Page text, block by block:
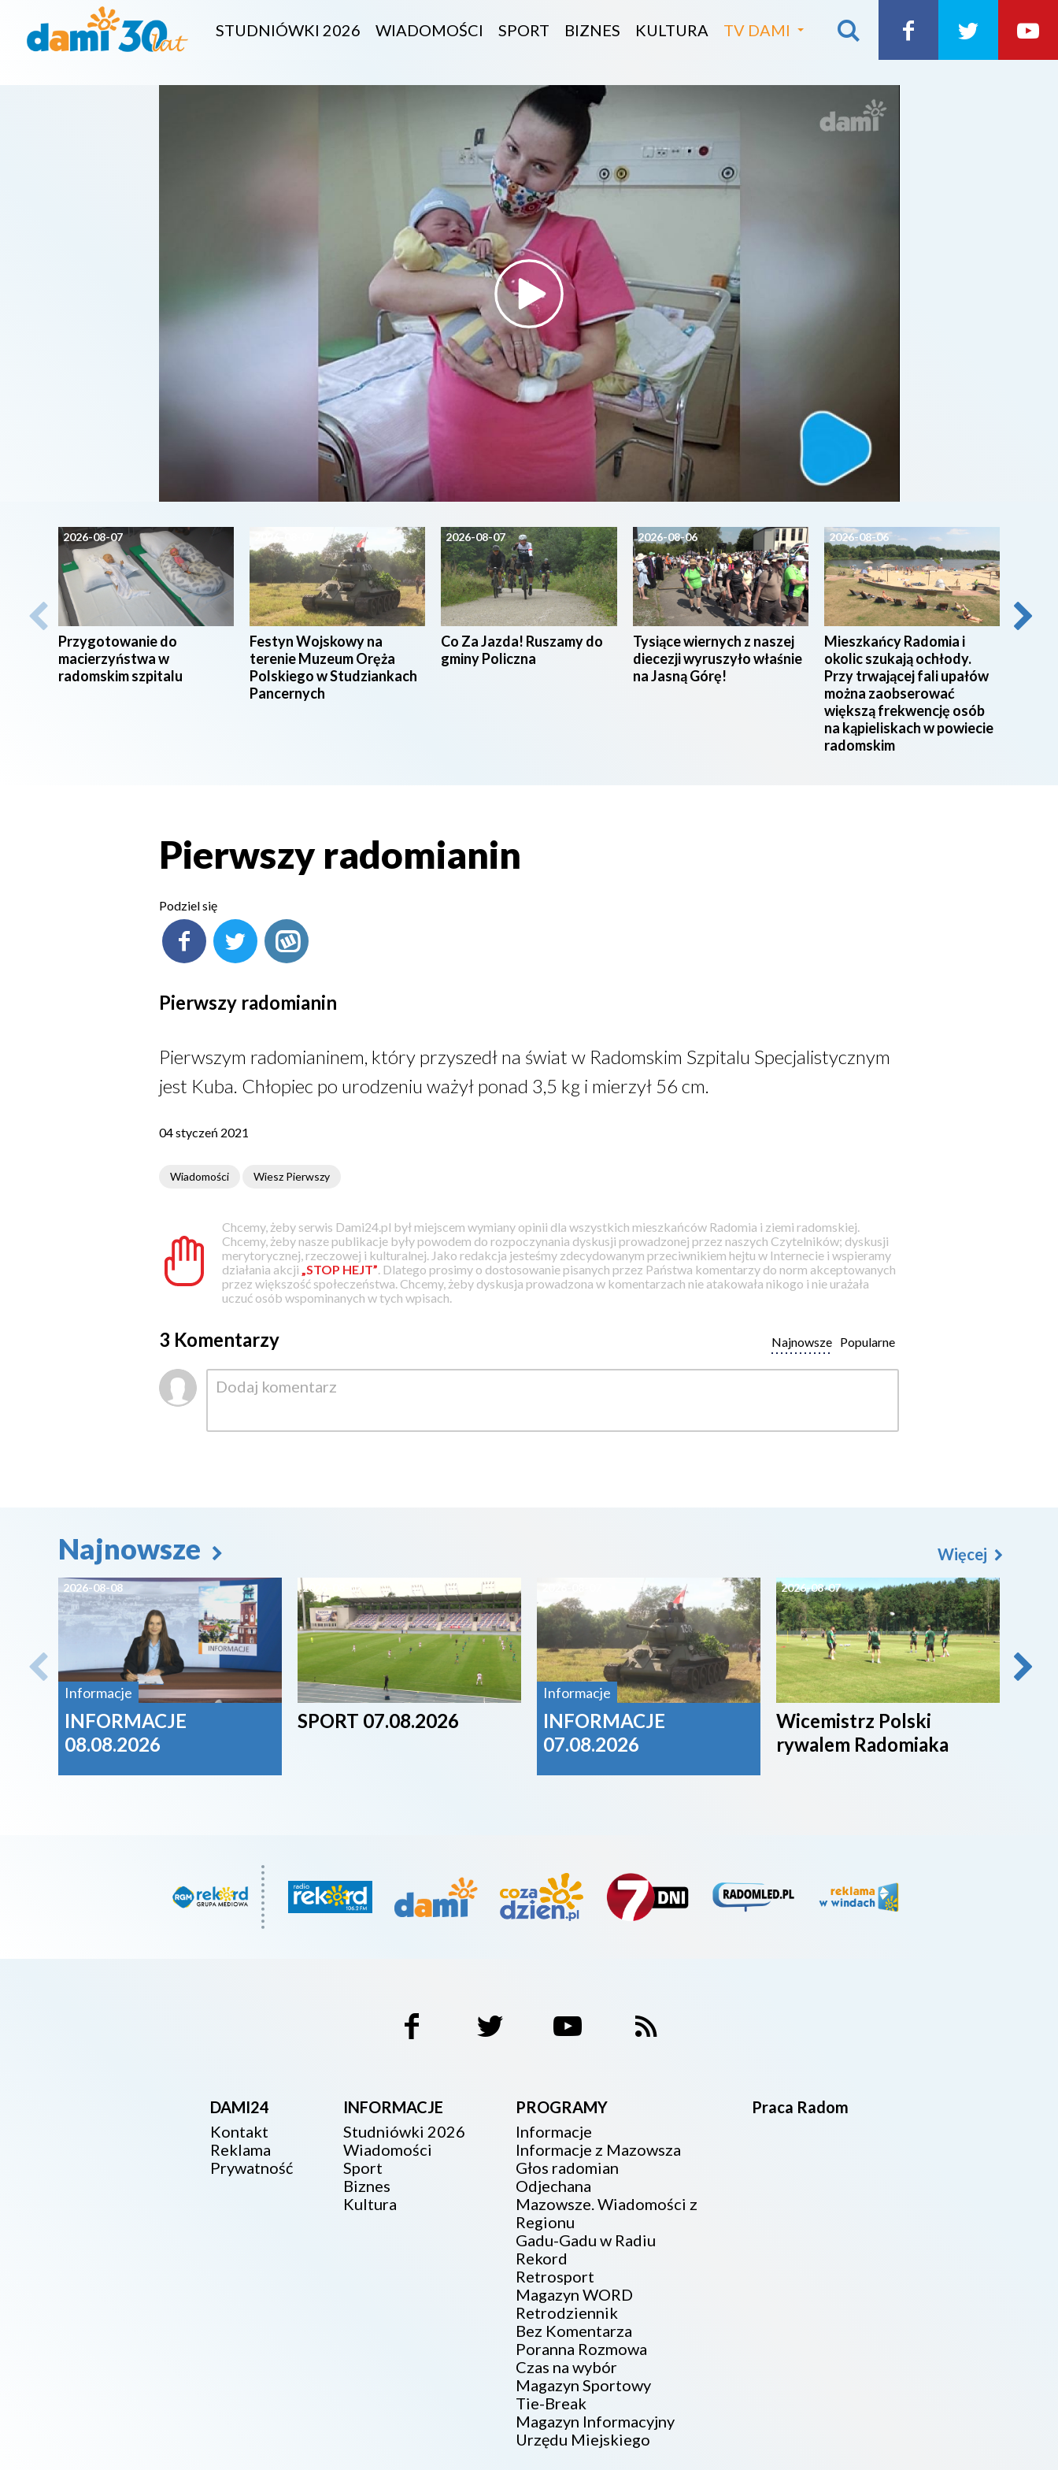
STUDNIÓWKI 2026 WIADOMOŚCI SPORT BIZNES KULTURA TV DAMI
2026-08-07
Przygotowanie do
macierzyństwa w
radomskim szpitalu
Festyn Wojskowy na
terenie Muzeum Oręża
Polskiego w Studziankach
Pancernych
2026-08-07
Co Za Jazda! Ruszamy do
gminy Policzna
2026-08-06
Tysiące wiernych z naszej
diecezji wyruszyło właśnie
na Jasną Górę!
2026-08-06
Mieszkańcy Radomia i
okolic szukają ochłody.
Przy trwającej fali upałów
można zaobserować
większą frekwencję osób
na kąpieliskach w powiecie
radomskim
Pierwszy radomianin
Podziel się
Pierwszy radomianin
Pierwszym radomianinem, który przyszedł na świat w Radomskim Szpitalu Specjalistycznym
jest Kuba. Chłopiec po urodzeniu ważył ponad 3,5 kg i mierzył 56 cm.
04 styczeń 2021
Wiadomości Wiesz Pierwszy
Chcemy, żeby serwis Dami24.pl był miejscem wymiany opinii dla wszystkich mieszkańców Radomia i ziemi radomskiej.
Chcemy, żeby nasze publikacje były powodem do rozpoczynania dyskusji prowadzonej przez naszych Czytelników; dyskusji
merytorycznej, rzeczowej i kulturalnej. Jako redakcja jesteśmy zdecydowanym przeciwnikiem hejtu w Internecie i wspieramy
działania akcji „STOP HEJT” . Dlatego prosimy o dostosowanie pisanych przez Państwa komentarzy do norm akceptowanych
przez większość społeczeństwa. Chcemy, żeby dyskusja prowadzona w komentarzach nie atakowała nikogo i nie urażała
uczuć osób wspominanych w tych wpisach.
3 Komentarzy Popularne
Najnowsze
Najnowsze
2026-08-08
Informacje
INFORMACJE
08.08.2026
2026-08-07
SPORT 07.08.2026
Informacje
INFORMACJE
07.08.2026
2026-08-07
Wicemistrz Polski
rywalem Radomiaka
Więcej
DAMI24
Kontakt
Reklama
Prywatność
INFORMACJE
Studniówki 2026
Wiadomości
Sport
Biznes
Kultura
PROGRAMY
Informacje
Informacje z Mazowsza
Głos radomian
Odjechana
Mazowsze. Wiadomości z
Regionu
Gadu-Gadu w Radiu
Rekord
Retrosport
Magazyn WORD
Retrodziennik
Bez Komentarza
Poranna Rozmowa
Czas na wybór
Magazyn Sportowy
Tie-Break
Magazyn Informacyjny
Urzędu Miejskiego
Praca Radom